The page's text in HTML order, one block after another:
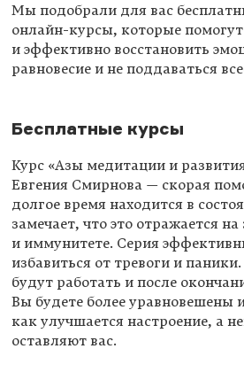
Мы подобрали для вас
онлайн-курсы, которые
и эффективно восстановить
равновесие и не поддаваться
Бесплатные курсы
Курс «Азы медитации и
Евгения Смирнова — скорая
долгое время находится в
замечает, что это отражается на
и иммунитете. Серия
избавиться от тревоги и
будут работать и после
Вы будете более уравновешены
как улучшается настроение, а
оставляют вас.